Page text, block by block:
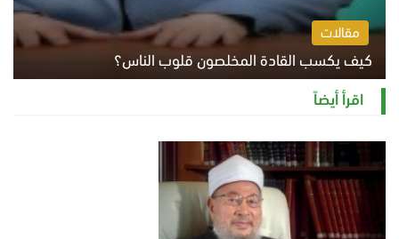
مقالات
كيف يكسب القادة المخلصون قلوب الناس؟
الثلاثاء 4 أغسطس 2026 12:27 م
اقرأ أيضاً